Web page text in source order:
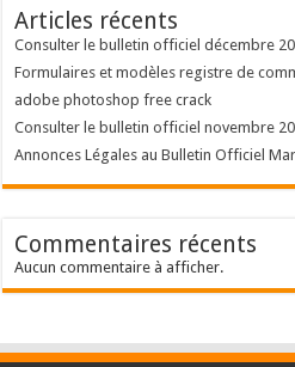
Articles récents
Consulter le bulletin officiel décembre
Formulaires et modèles registre de
adobe photoshop free crack
Consulter le bulletin officiel novembre
Annonces Légales au Bulletin Officiel
Commentaires récents
Aucun commentaire à afficher.